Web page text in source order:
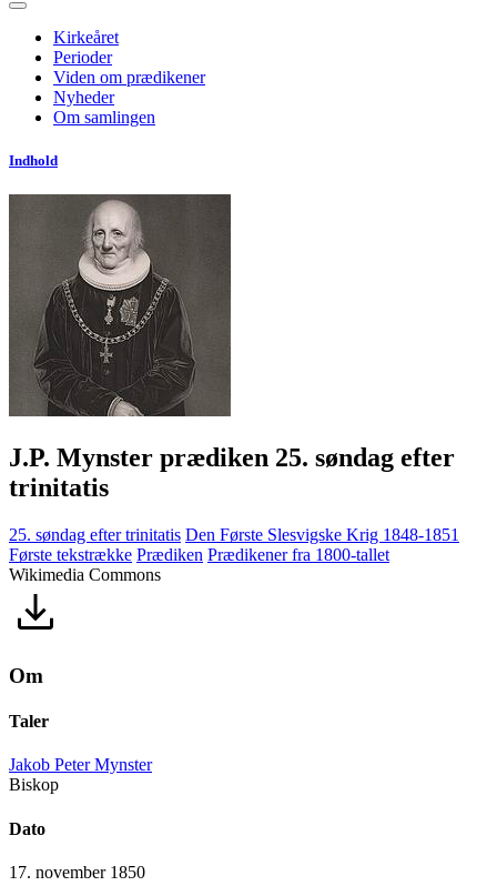
Kirkeåret
Perioder
Viden om prædikener
Nyheder
Om samlingen
Indhold
J.P. Mynster prædiken 25. søndag efter
trinitatis
25. søndag efter trinitatis Den Første Slesvigske Krig 1848-1851
Første tekstrække Prædiken Prædikener fra 1800-tallet
Wikimedia Commons
Om
Taler
Jakob Peter Mynster
Biskop
Dato
17. november 1850